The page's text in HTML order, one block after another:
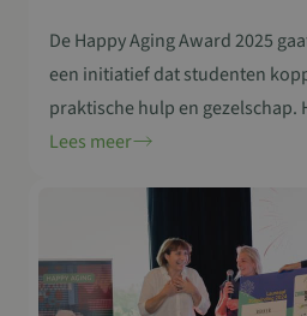
De Happy Aging Award 2025
een initiatief dat studenten
praktische hulp en gezelschap.
dicht bij het dagelijkse leven
zijn. De behoefte aan meer
Vorig jaar ging de…
Lees meer